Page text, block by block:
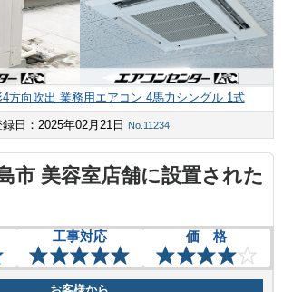
方向吹出 業務用エアコン 4馬力シングル 1式
録日：2025年02月21日 No.11234
市 美容室店舗に設置された
工事対応 価 格